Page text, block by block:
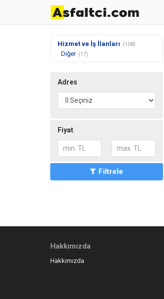
Hizmet ve İş İlanları (108)
Diğer (17)
Adres
Fiyat
Filtrele
Hakkımızda
Hakkımızda